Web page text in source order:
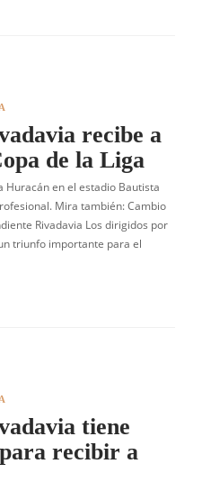
recibe a
de la Liga
Huracán en el estadio Bautista
Mira también: Cambio
Rivadavia Los dirigidos por
triunfo importante para el
tiene
recibir a